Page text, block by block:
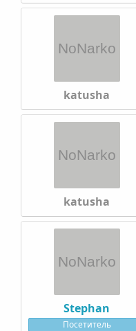
katusha
katusha
Stephan
Посетитель